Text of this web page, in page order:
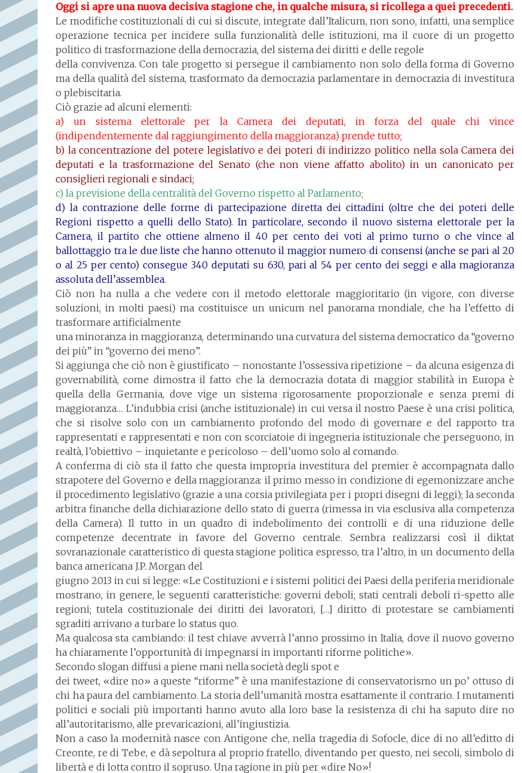
Oggi si apre una nuova decisiva stagione che, in qualche misura, si ricollega a quei precedenti.
Le modifiche costituzionali di cui si discute, integrate dall’Italicum, non sono, infatti, una semplice
operazione tecnica per incidere sulla funzionalità delle istituzioni, ma il cuore di un progetto
politico di trasformazione della democrazia, del sistema dei diritti e delle regole
della convivenza. Con tale progetto si persegue il cambiamento non solo della forma di Governo
ma della qualità del sistema, trasformato da democrazia parlamentare in democrazia di investitura
o plebiscitaria.
Ciò grazie ad alcuni elementi:
a) un sistema elettorale per la Camera dei deputati, in forza del quale chi vince
(indipendentemente dal raggiungimento della maggioranza) prende tutto;
b) la concentrazione del potere legislativo e dei poteri di indirizzo politico nella sola Camera dei
deputati e la trasformazione del Senato (che non viene affatto abolito) in un canonicato per
consiglieri regionali e sindaci;
c) la previsione della centralità del Governo rispetto al Parlamento;
d) la contrazione delle forme di partecipazione diretta dei cittadini (oltre che dei poteri delle
Regioni rispetto a quelli dello Stato). In particolare, secondo il nuovo sistema elettorale per la
Camera, il partito che ottiene almeno il 40 per cento dei voti al primo turno o che vince al
ballottaggio tra le due liste che hanno ottenuto il maggior numero di consensi (anche se pari al 20
o al 25 per cento) consegue 340 deputati su 630, pari al 54 per cento dei seggi e alla magioranza
assoluta dell’assemblea.
Ciò non ha nulla a che vedere con il metodo elettorale maggioritario (in vigore, con diverse
soluzioni, in molti paesi) ma costituisce un unicum nel panorama mondiale, che ha l’effetto di
trasformare artificialmente
una minoranza in maggioranza, determinando una curvatura del sistema democratico da “governo
dei più” in “governo dei meno”.
Si aggiunga che ciò non è giustificato – nonostante l’ossessiva ripetizione – da alcuna esigenza di
governabilità, come dimostra il fatto che la democrazia dotata di maggior stabilità in Europa è
quella della Germania, dove vige un sistema rigorosamente proporzionale e senza premi di
maggioranza… L’indubbia crisi (anche istituzionale) in cui versa il nostro Paese è una crisi politica,
che si risolve solo con un cambiamento profondo del modo di governare e del rapporto tra
rappresentati e rappresentati e non con scorciatoie di ingegneria istituzionale che perseguono, in
realtà, l’obiettivo – inquietante e pericoloso – dell’uomo solo al comando.
A conferma di ciò sta il fatto che questa impropria investitura del premier è accompagnata dallo
strapotere del Governo e della maggioranza: il primo messo in condizione di egemonizzare anche
il procedimento legislativo (grazie a una corsia privilegiata per i propri disegni di leggi); la seconda
arbitra finanche della dichiarazione dello stato di guerra (rimessa in via esclusiva alla competenza
della Camera). Il tutto in un quadro di indebolimento dei controlli e di una riduzione delle
competenze decentrate in favore del Governo centrale. Sembra realizzarsi così il diktat
sovranazionale caratteristico di questa stagione politica espresso, tra l’altro, in un documento della
banca americana J.P. Morgan del
giugno 2013 in cui si legge: «Le Costituzioni e i sistemi politici dei Paesi della periferia meridionale
mostrano, in genere, le seguenti caratteristiche: governi deboli; stati centrali deboli ri-spetto alle
regioni; tutela costituzionale dei diritti dei lavoratori, […] diritto di protestare se cambiamenti
sgraditi arrivano a turbare lo status quo.
Ma qualcosa sta cambiando: il test chiave avverrà l’anno prossimo in Italia, dove il nuovo governo
ha chiaramente l’opportunità di impegnarsi in importanti riforme politiche».
Secondo slogan diffusi a piene mani nella società degli spot e
dei tweet, «dire no» a queste “riforme” è una manifestazione di conservatorismo un po’ ottuso di
chi ha paura del cambiamento. La storia dell’umanità mostra esattamente il contrario. I mutamenti
politici e sociali più importanti hanno avuto alla loro base la resistenza di chi ha saputo dire no
all’autoritarismo, alle prevaricazioni, all’ingiustizia.
Non a caso la modernità nasce con Antigone che, nella tragedia di Sofocle, dice di no all’editto di
Creonte, re di Tebe, e dà sepoltura al proprio fratello, diventando per questo, nei secoli, simbolo di
libertà e di lotta contro il sopruso. Una ragione in più per «dire No»!